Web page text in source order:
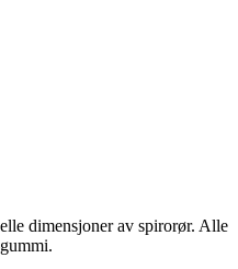
dimensjoner av spirorør. Alle